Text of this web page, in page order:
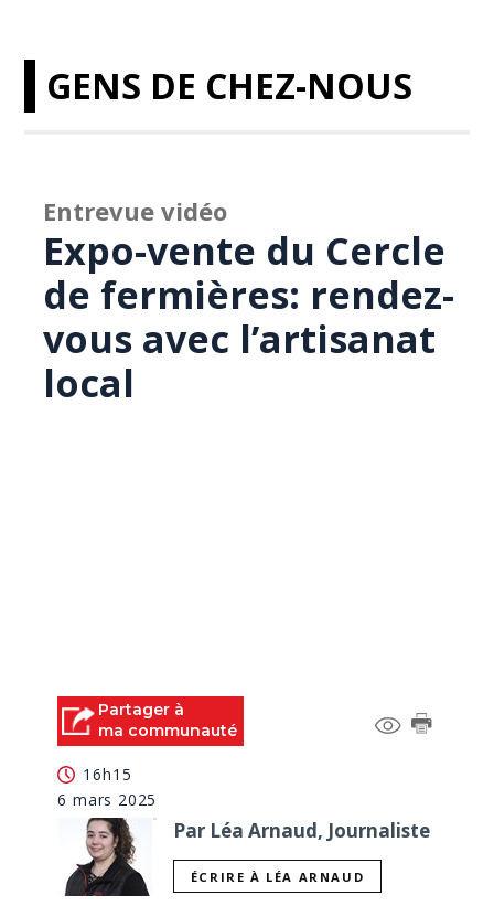
GENS DE CHEZ-NOUS
Entrevue vidéo
Expo-vente du Cercle
de fermières: rendez-
vous avec l’artisanat
local
Partager à
ma communauté
16h15
6 mars 2025
Par Léa Arnaud, Journaliste
ÉCRIRE À LÉA ARNAUD